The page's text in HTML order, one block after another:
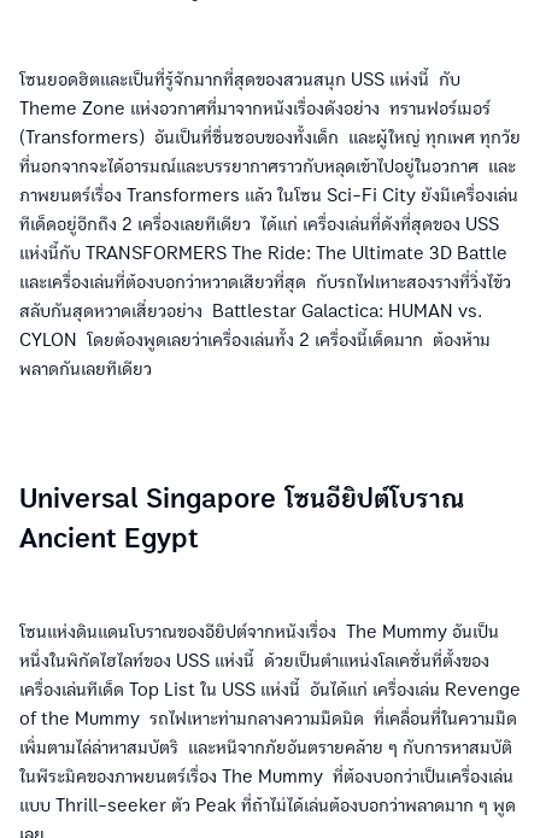
โซนยอดฮิตและเป็นที่รู้จักมากที่สุดของสวนสนุก USS แห่งนี้ กับ
Theme Zone แห่งอวกาศที่มาจากหนังเรื่องดังอย่าง ทรานฟอร์เมอร์
(Transformers) อันเป็นที่ชื่นชอบของทั้งเด็ก และผู้ใหญ่ ทุกเพศ ทุกวัย
ที่นอกจากจะได้อารมณ์และบรรยากาศราวกับหลุดเข้าไปอยู่ในอวกาศ และ
ภาพยนตร์เรื่อง Transformers แล้ว ในโซน Sci-Fi City ยังมีเครื่องเล่น
ทีเด็ดอยู่อีกถึง 2 เครื่องเลยทีเดียว ได้แก่ เครื่องเล่นที่ดังที่สุดของ USS
แห่งนี้กับ TRANSFORMERS The Ride: The Ultimate 3D Battle
และเครื่องเล่นที่ต้องบอกว่าหวาดเสียวที่สุด กับรถไฟเหาะสองรางที่วิ่งไข้ว
สลับกันสุดหวาดเสี่ยวอย่าง Battlestar Galactica: HUMAN vs.
CYLON โดยต้องพูดเลยว่าเครื่องเล่นทั้ง 2 เครื่องนี้เด็ดมาก ต้องห้าม
พลาดกันเลยทีเดียว
Universal Singapore โซนอียิปต์โบราณ
Ancient Egypt
โซนแห่งดินแดนโบราณของอียิปต์จากหนังเรื่อง The Mummy อันเป็น
หนึ่งในพิกัดไฮไลท์ของ USS แห่งนี้ ด้วยเป็นตำแหน่งโลเคชั่นที่ตั้งของ
เครื่องเล่นทีเด็ด Top List ใน USS แห่งนี้ อันได้แก่ เครื่องเล่น Revenge
of the Mummy รถไฟเหาะท่ามกลางความมืดมิด ที่เคลื่อนที่ในความมืด
เพิ่มตามไล่ล่าหาสมบัตริ และหนีจากภัยอันตรายคล้าย ๆ กับการหาสมบัติ
ในพีระมิคของภาพยนตร์เรื่อง The Mummy ที่ต้องบอกว่าเป็นเครื่องเล่น
แบบ Thrill-seeker ตัว Peak ที่ถ้าไม่ได้เล่นต้องบอกว่าพลาดมาก ๆ พูด